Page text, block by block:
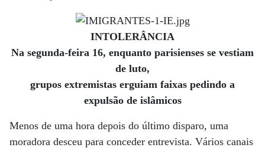
INTOLERÂNCIA
Na segunda-feira 16, enquanto parisienses se vestiam
de luto,
grupos extremistas erguiam faixas pedindo a
expulsão de islâmicos
Menos de uma hora depois do último disparo, uma
moradora desceu para conceder entrevista. Vários canais